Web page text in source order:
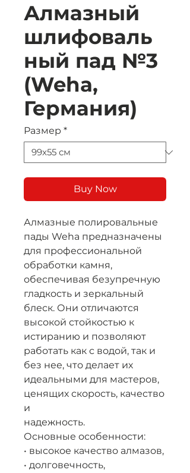
Алмазный
шлифоваль
ный пад №3
(Weha,
Германия)
Размер *
Buy Now
Алмазные полировальные
пады Weha предназначены
для профессиональной
обработки камня,
обеспечивая безупречную
гладкость и зеркальный
блеск. Они отличаются
высокой стойкостью к
истиранию и позволяют
работать как с водой, так и
без нее, что делает их
идеальными для мастеров,
ценящих скорость, качество
и
надежность.
Основные особенности:
• высокое качество алмазов,
• долговечность,